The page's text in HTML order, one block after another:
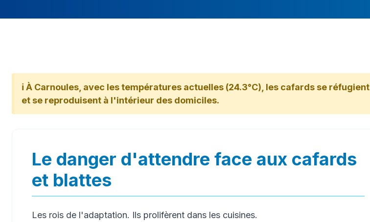
ℹ️ À Carnoules, avec les températures actuelles (24.3°C), les cafards se réfugient
et se reproduisent à l'intérieur des domiciles.
Le danger d'attendre face aux cafards
et blattes
Les rois de l'adaptation. Ils prolifèrent dans les cuisines.